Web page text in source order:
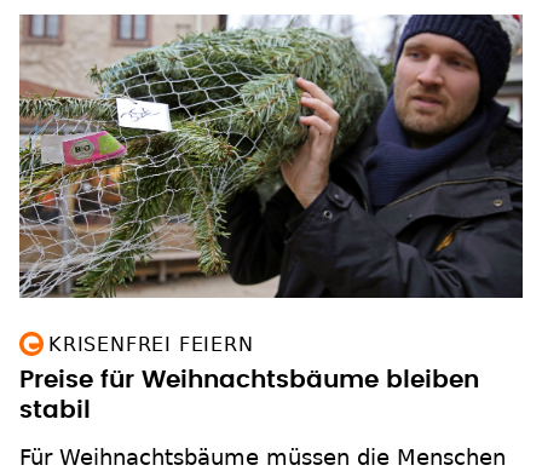
KRISENFREI FEIERN
Preise für Weihnachtsbäume bleiben
stabil
Für Weihnachtsbäume müssen die Menschen